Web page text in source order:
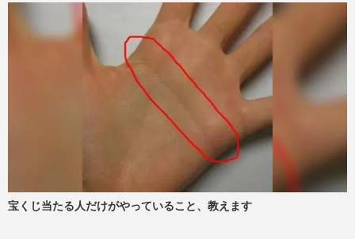
週刊女性PRIME
嵐・大野智、STARTO社の退所発表に秘め
られた“引退”の本音「言わない美学」が示
すグループへの敬意と“5…
週刊女性2026年3月24日・31日号
嵐・大野智、沖縄で個人サロン『さと島』
を開設も「お金の匂いがプンプン」熱狂フ
ァンも困惑する強気な“料…
週刊女性PRIME
宝くじ当たる人だけがやっていること、教えます